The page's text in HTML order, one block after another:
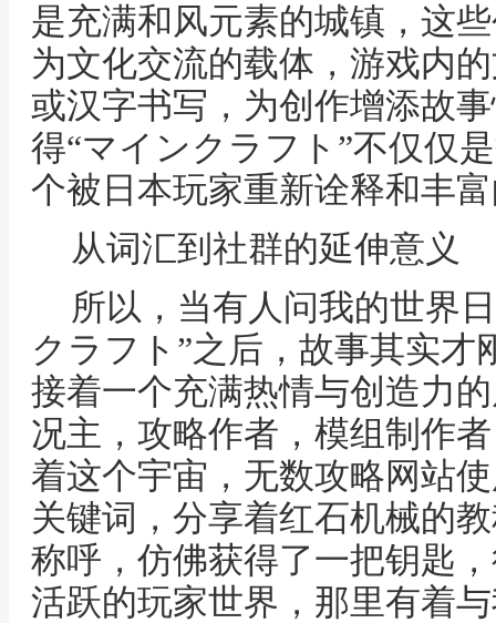
是充满和风元素的城镇，这
为文化交流的载体，游戏内
或汉字书写，为创作增添故
得“マインクラフト”不仅仅
个被日本玩家重新诠释和丰
从词汇到社群的延伸意义
所以，当有人问我的世界
クラフト”之后，故事其实才
接着一个充满热情与创造力
况主，攻略作者，模组制作
着这个宇宙，无数攻略网站
关键词，分享着红石机械的
称呼，仿佛获得了一把钥匙
活跃的玩家世界，那里有着